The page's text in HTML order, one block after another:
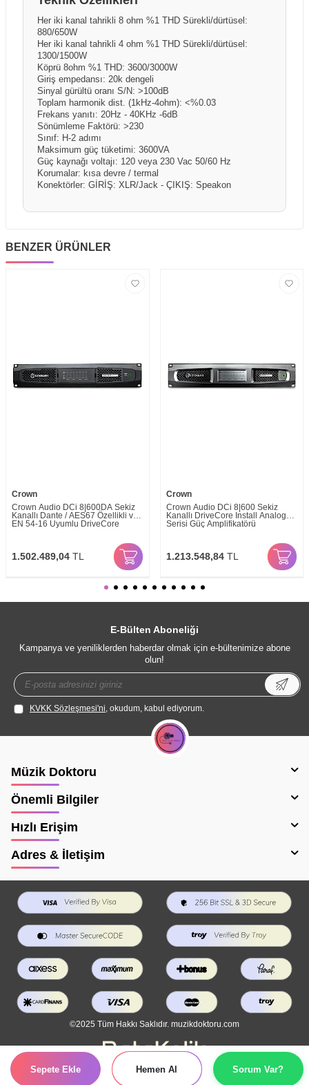
Sepete Ekle Hemen Al Sorum Var?
Her iki kanal tahrikli 8 ohm %1 THD Sürekli/dürtüsel:
880/650W
Her iki kanal tahrikli 4 ohm %1 THD Sürekli/dürtüsel:
1300/1500W
Köprü 8ohm %1 THD: 3600/3000W
Giriş empedansı: 20k dengeli
Sinyal gürültü oranı S/N: >100dB
Toplam harmonik dist. (1kHz-4ohm): <%0.03
Frekans yanıtı: 20Hz - 40KHz -6dB
Sönümleme Faktörü: >230
Sınıf: H-2 adımı
Maksimum güç tüketimi: 3600VA
Güç kaynağı voltajı: 120 veya 230 Vac 50/60 Hz
Korumalar: kısa devre / termal
Konektörler: GİRİŞ: XLR/Jack - ÇIKIŞ: Speakon
BENZER ÜRÜNLER
Crown
Crown Audio DCi 8|600DA Sekiz
Kanallı Dante / AES67 Özellikli ve
EN 54-16 Uyumlu DriveCore
1.502.489,04 TL
Crown
Crown Audio DCi 8|600 Sekiz
Kanallı DriveCore Install Analog
Serisi Güç Amplifikatörü
1.213.548,84TL
E-Bülten Aboneliği
Kampanya ve yeniliklerden haberdar olmak için e-bültenimize abone
olun!
KVKK Sözleşmesi'ni, okudum, kabul ediyorum.
Müzik Doktoru
Önemli Bilgiler
Hızlı Erişim
Adres & İletişim
©2025 Tüm Hakkı Saklıdır. muzikdoktoru.com
-SoftE-Ticaret Sistemleriyle Hazırlanmıştır.